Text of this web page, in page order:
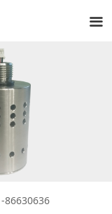
끀
86630636